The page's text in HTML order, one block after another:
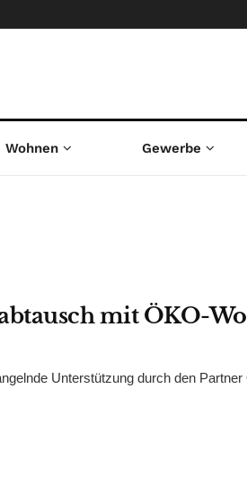
Wohnen Gewerbe
mit ÖKO-
Unterstützung durch den